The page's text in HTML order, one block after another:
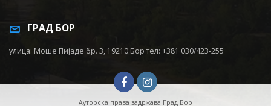
ГРАД БОР
улица: Моше Пијаде бр. 3, 19210 Бор тел: +381 030/423-255
Ауторска права задржава Град Бор